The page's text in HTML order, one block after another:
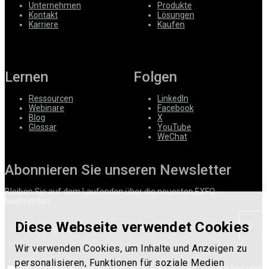
Diese Webseite verwendet Cookies
Wir verwenden Cookies, um Inhalte und Anzeigen zu
personalisieren, Funktionen für soziale Medien
Unternehmen
Kontakt
Karriere
Produkte
Lösungen
Kaufen
Lernen
Ressourcen
Webinare
Blog
Glossar
Folgen
LinkedIn
Facebook
X
YouTube
WeChat
Abonnieren Sie unseren Newsletter
Bleiben Sie auf dem Laufenden über die neuesten EXFO-